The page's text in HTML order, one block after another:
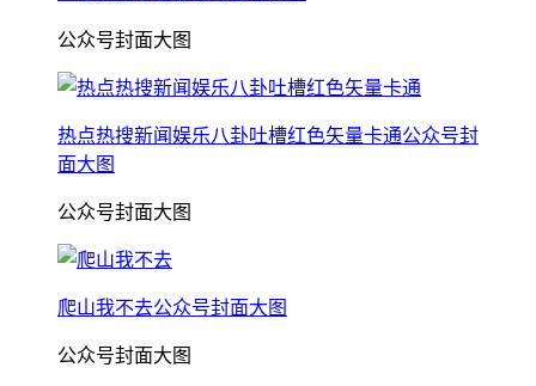
公众号封面大图
热点热搜新闻娱乐八卦吐槽红色矢量卡通公众号封
面大图
公众号封面大图
爬山我不去公众号封面大图
公众号封面大图